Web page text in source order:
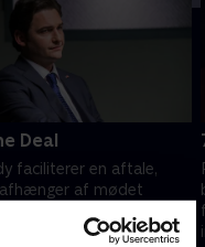
Deal
faciliterer en aftale,
af mødet